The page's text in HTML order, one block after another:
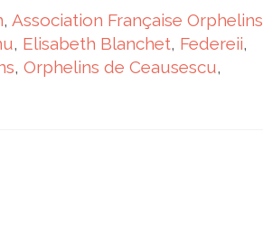
, Association Française Orphelins
, Elisabeth Blanchet, Federeii,
, Orphelins de Ceausescu,